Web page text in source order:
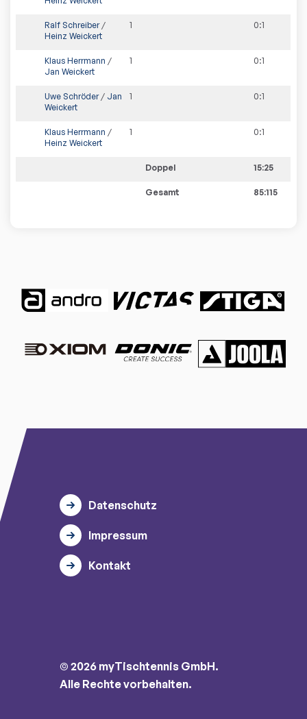
Ralf Schreiber/
Heinz Weickert
1 0:1
Klaus Herrmann /
Jan Weickert
1 0:1
Uwe Schröder/ Jan
Weickert
1 0:1
Klaus Herrmann /
Heinz Weickert
1 0:1
Doppel 15:25
Gesamt 85:115
Datenschutz
Impressum
Kontakt
© 2026 myTischtennis GmbH.
Alle Rechte vorbehalten.